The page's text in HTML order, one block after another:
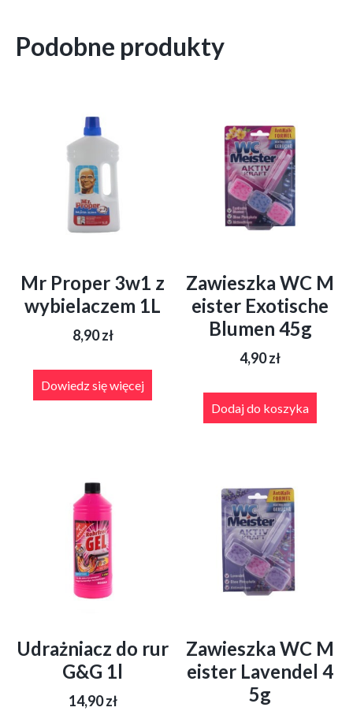
Podobne produkty
Mr Proper 3w1 z
wybielaczem 1L
8,90zł
Dowiedz się więcej
Zawieszka WC M
eister Exotische
Blumen 45g
4,90zł
Dodaj do koszyka
Udrażniacz do rur
G&G 1l
14,90zł
Zawieszka WC M
eister Lavendel 4
5g